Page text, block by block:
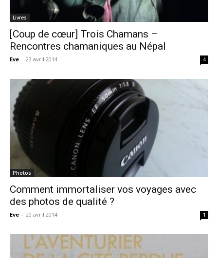
Livres
[Coup de cœur] Trois Chamans –
Rencontres chamaniques au Népal
Eve - 23 avril 2014 4
Photos
Comment immortaliser vos voyages avec
des photos de qualité ?
Eve - 20 avril 2014 1